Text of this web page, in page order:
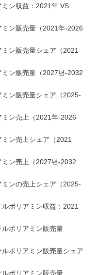
ミン収益：2021年 VS
ミン販売量（2021年-2026
ン販売量シェア（2021
ミン販売量（2027년-2032
ミン販売量シェア（2025-
ミン売上（2021年-2026
ン売上シェア（2021
ミン売上（2027년-2032
ミンの売上シェア（2025-
ポリアミン収益：2021
ルポリアミン販売量
ポリアミン販売量シェア
ルポリアミン販売量